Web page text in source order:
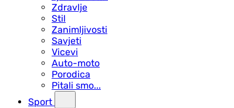
Zdravlje
Stil
Zanimljivosti
Savjeti
Vicevi
Auto-moto
Porodica
Pitali smo...
Sport